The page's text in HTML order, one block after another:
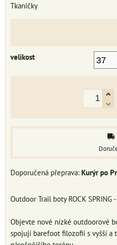
Tkaničky
velikost
Kurýr po
Outdoor Trail boty ROCK SPRING
Objevte nové nízké outdoorové
spojují barefoot filozofii s vyšší a